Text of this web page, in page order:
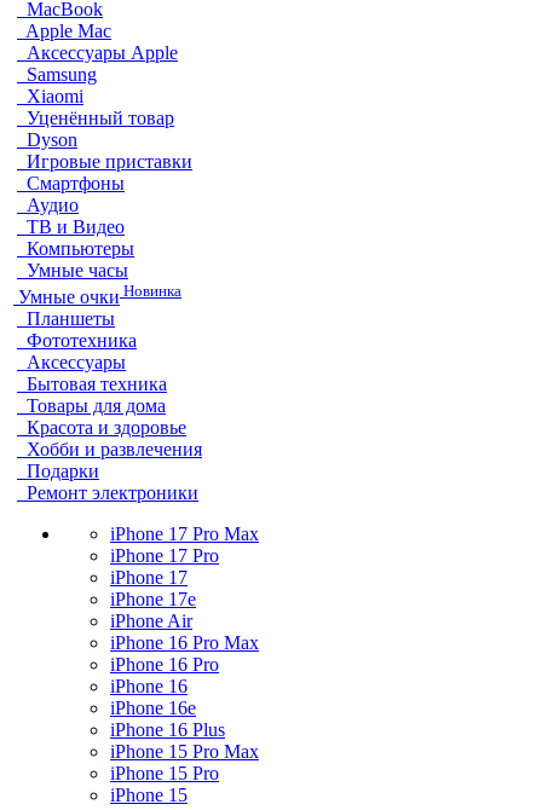
MacBook
Apple Mac
Аксессуары Apple
Samsung
Xiaomi
Уценённый товар
Dyson
Игровые приставки
Смартфоны
Аудио
ТВ и Видео
Компьютеры
Умные часы
Умные очки Новинка
Планшеты
Фототехника
Аксессуары
Бытовая техника
Товары для дома
Красота и здоровье
Хобби и развлечения
Подарки
Ремонт электроники
iPhone 17 Pro Max
iPhone 17 Pro
iPhone 17
iPhone 17e
iPhone Air
iPhone 16 Pro Max
iPhone 16 Pro
iPhone 16
iPhone 16e
iPhone 16 Plus
iPhone 15 Pro Max
iPhone 15 Pro
iPhone 15